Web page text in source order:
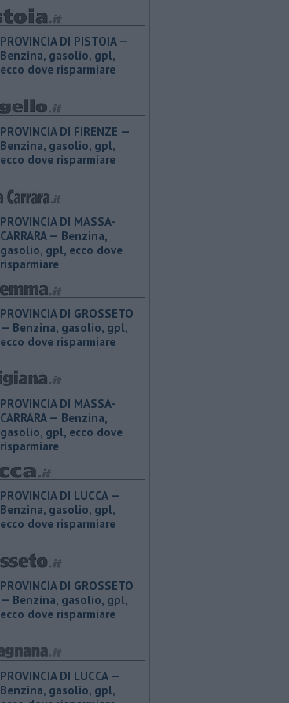
PROVINCIA DI PISTOIA — ​
Benzina, gasolio, gpl,
ecco dove risparmiare
PROVINCIA DI FIRENZE — ​
Benzina, gasolio, gpl,
ecco dove risparmiare
PROVINCIA DI MASSA-
CARRARA — ​Benzina,
gasolio, gpl, ecco dove
risparmiare
PROVINCIA DI GROSSETO
— ​Benzina, gasolio, gpl,
ecco dove risparmiare
PROVINCIA DI MASSA-
CARRARA — ​Benzina,
gasolio, gpl, ecco dove
risparmiare
PROVINCIA DI LUCCA — ​
Benzina, gasolio, gpl,
ecco dove risparmiare
PROVINCIA DI GROSSETO
— ​Benzina, gasolio, gpl,
ecco dove risparmiare
PROVINCIA DI LUCCA — ​
Benzina, gasolio, gpl,